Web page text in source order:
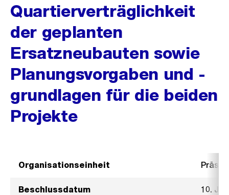
Quartierverträglichkeit
der geplanten
Ersatzneubauten sowie
Planungsvorgaben und -
grundlagen für die beiden
Projekte
Organisationseinheit
Beschlussdatum 10.